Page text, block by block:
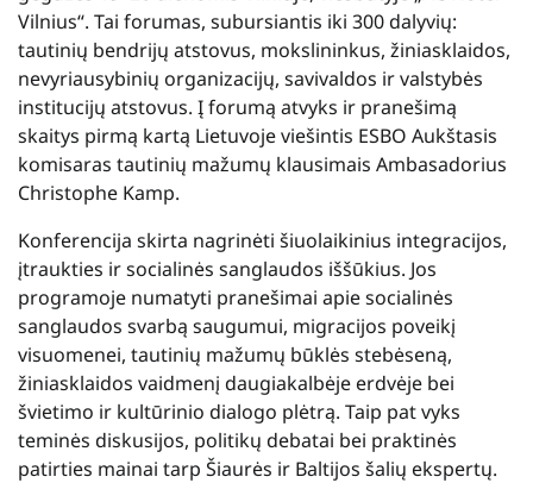
Vilnius“. Tai forumas, subursiantis iki 300 dalyvių:
tautinių bendrijų atstovus, mokslininkus, žiniasklaidos,
nevyriausybinių organizacijų, savivaldos ir valstybės
institucijų atstovus. Į forumą atvyks ir pranešimą
skaitys pirmą kartą Lietuvoje viešintis ESBO Aukštasis
komisaras tautinių mažumų klausimais Ambasadorius
Christophe Kamp.
Konferencija skirta nagrinėti šiuolaikinius integracijos,
įtraukties ir socialinės sanglaudos iššūkius. Jos
programoje numatyti pranešimai apie socialinės
sanglaudos svarbą saugumui, migracijos poveikį
visuomenei, tautinių mažumų būklės stebėseną,
žiniasklaidos vaidmenį daugiakalbėje erdvėje bei
švietimo ir kultūrinio dialogo plėtrą. Taip pat vyks
teminės diskusijos, politikų debatai bei praktinės
patirties mainai tarp Šiaurės ir Baltijos šalių ekspertų.